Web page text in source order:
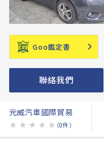
Goo鑑定書
聯絡我們
元威汽車國際貿易
★ ★ ★ ★ ★ （0件）